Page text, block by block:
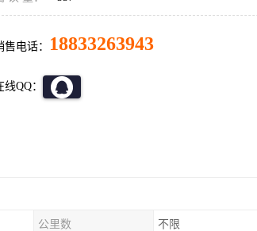
售电话： 18833263943
线QQ：
公里数 不限